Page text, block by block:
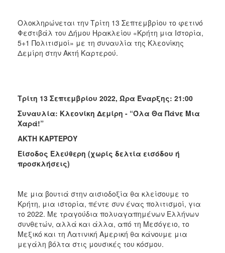
ΠΟΛΙΤΙΣΜΟΣ
ΑΝΘΕΚΤΙΚΗ
ΠΟΛΗ
Ολοκληρώνεται την Τρίτη 13 Σεπτεμβρίου το φετινό
Φεστιβάλ του Δήμου Ηρακλείου «Κρήτη μια Ιστορία,
5+1 Πολιτισμοί» με τη συναυλία της Κλεονίκης
Δεμίρη στην Ακτή Καρτερού.
Τρίτη 13 Σεπτεμβρίου 2022, Ώρα Έναρξης: 21:00
Συναυλία: Κλεονίκη Δεμίρη - “Όλα Θα Πάνε Μια
Χαρά!”
ΑΚΤΗ ΚΑΡΤΕΡΟΥ
Είσοδος Ελεύθερη (χωρίς δελτία εισόδου ή
προσκλήσεις)
Με μια βουτιά στην αισιοδοξία θα κλείσουμε το
Κρήτη, μια ιστορία, πέντε συν ένας πολιτισμοί, για
το 2022. Με τραγούδια πολυαγαπημένων Ελλήνων
συνθετών, αλλά και άλλα, από τη Μεσόγειο, το
Μεξικό και τη Λατινική Αμερική θα κάνουμε μια
μεγάλη βόλτα στις μουσικές του κόσμου.